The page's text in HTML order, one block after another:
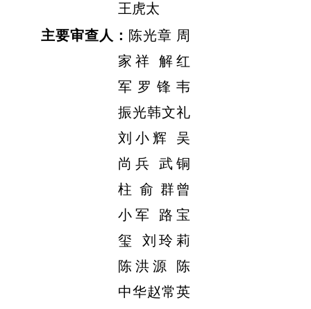
王虎太
主要审查人： 陈光章 周
家祥 解红
军 罗 锋 韦
振光韩文礼
刘小辉 吴
尚兵 武铜
柱 俞 群曾
小军 路宝
玺 刘玲莉
陈洪源 陈
中华赵常英